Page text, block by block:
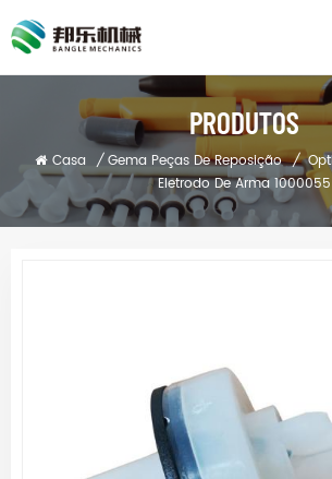
PRODUTOS
Casa / Gema Peças De Reposição /
Eletrodo De Arma 1000055